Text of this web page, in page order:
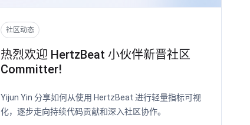
社区动态
热烈欢迎 HertzBeat 小伙伴新晋社区
Committer!
Yijun Yin 分享如何从使用 HertzBeat 进行轻量指标可视
化，逐步走向持续代码贡献和深入社区协作。